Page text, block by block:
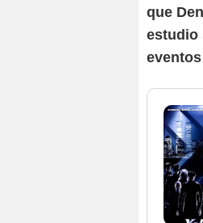
que
estudio